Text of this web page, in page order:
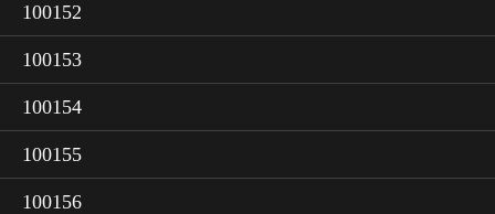
100152
100153
100154
100155
100156